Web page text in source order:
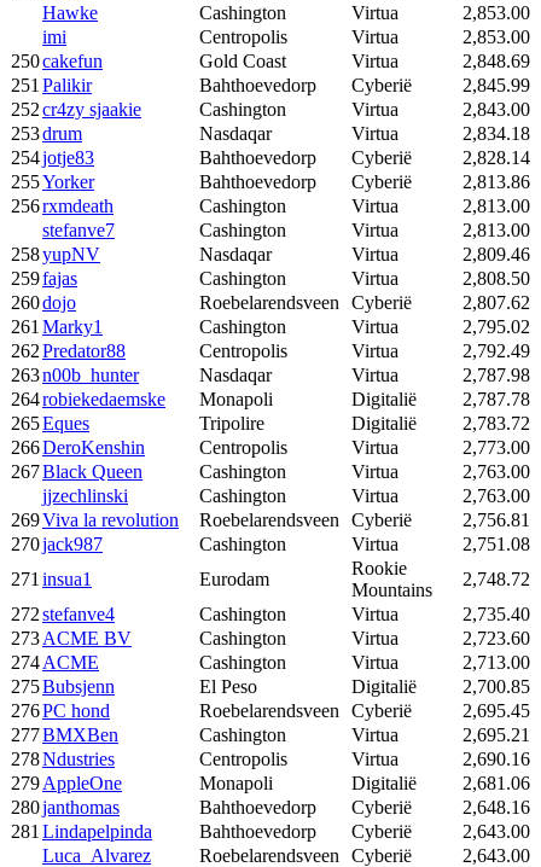
Hawke
Cashington Virtua
2,853.00
imi
Centropolis Virtua
2,853.00
250cakefun Gold Coast Virtua
2,848.69
251 Palikir Bahthoevedorp Cyberië
2,845.99
252cr4zy sjaakie Cashington Virtua
2,843.00
253drum Nasdaqar Virtua
2,834.18
254jotje83 Bahthoevedorp Cyberië
2,828.14
255Yorker Bahthoevedorp Cyberië
2,813.86
256rxmdeath Cashington Virtua
2,813.00
stefanve7
Cashington Virtua
2,813.00
258yupNV Nasdaqar Virtua
2,809.46
259fajas Cashington Virtua
2,808.50
260dojo Roebelarendsveen Cyberië
2,807.62
261 Marky1 Cashington Virtua
2,795.02
262Predator88 Centropolis Virtua
2,792.49
263n00b_hunter Nasdaqar Virtua
2,787.98
264robiekedaemske Monapoli Digitalië
2,787.78
265Eques Tripolire Digitalië
2,783.72
266DeroKenshin Centropolis Virtua
2,773.00
267Black Queen Cashington Virtua
2,763.00
jjzechlinski
Cashington Virtua
2,763.00
269Viva la revolution Roebelarendsveen Cyberië
2,756.81
270jack987 Cashington Virtua
2,751.08
271 insua1 Eurodam
Rookie
Mountains
2,748.72
272stefanve4 Cashington Virtua
2,735.40
273ACME BV Cashington Virtua
2,723.60
274ACME Cashington Virtua
2,713.00
275Bubsjenn El Peso Digitalië
2,700.85
276PC hond Roebelarendsveen Cyberië
2,695.45
277BMXBen Cashington Virtua
2,695.21
278Ndustries Centropolis Virtua
2,690.16
279AppleOne Monapoli Digitalië
2,681.06
280janthomas Bahthoevedorp Cyberië
2,648.16
281 Lindapelpinda Bahthoevedorp Cyberië
2,643.00
Luca_Alvarez
Roebelarendsveen Cyberië
2,643.00